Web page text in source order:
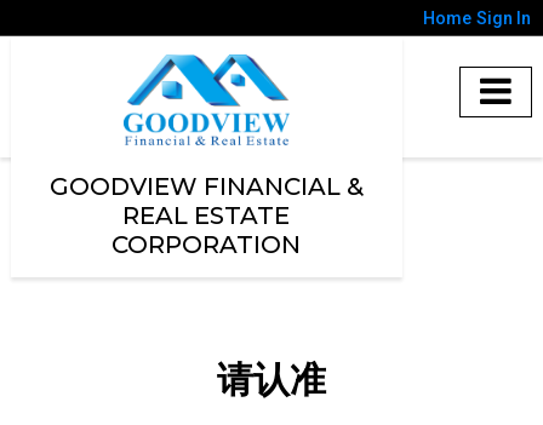
Home Sign In
GOODVIEW FINANCIAL &
REAL ESTATE
CORPORATION
请认准